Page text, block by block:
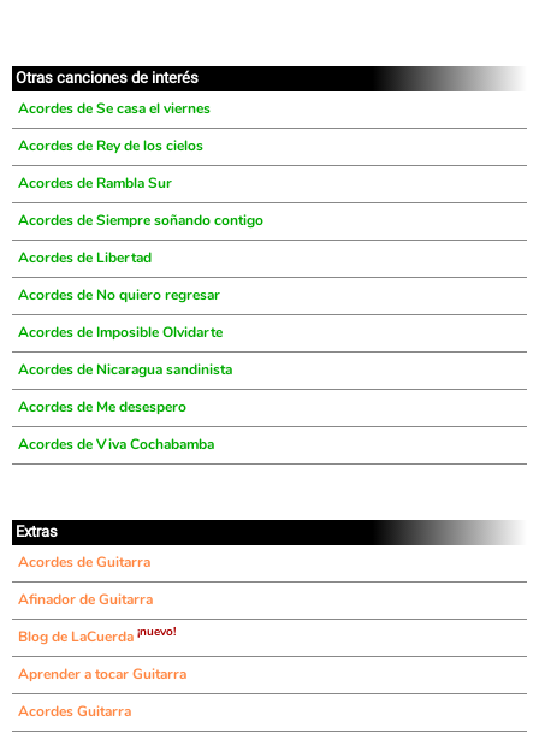
Otras canciones de interés
Acordes de Se casa el viernes
Acordes de Rey de los cielos
Acordes de Rambla Sur
Acordes de Siempre soñando contigo
Acordes de Libertad
Acordes de No quiero regresar
Acordes de Imposible Olvidarte
Acordes de Nicaragua sandinista
Acordes de Me desespero
Acordes de Viva Cochabamba
Extras
Acordes de Guitarra
Afinador de Guitarra
Blog de LaCuerda ¡nuevo!
Aprender a tocar Guitarra
Acordes Guitarra